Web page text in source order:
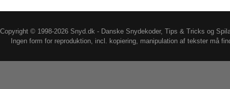
Copyright © 1998-2026 Snyd.dk - Danske Snydekoder, Tips & Tricks og
Ingen form for reproduktion, incl. kopiering, manipulation af tekster må